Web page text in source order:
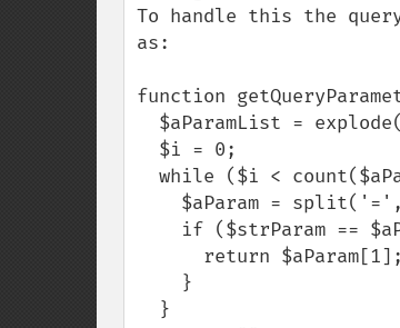
To handle this the
as:
function